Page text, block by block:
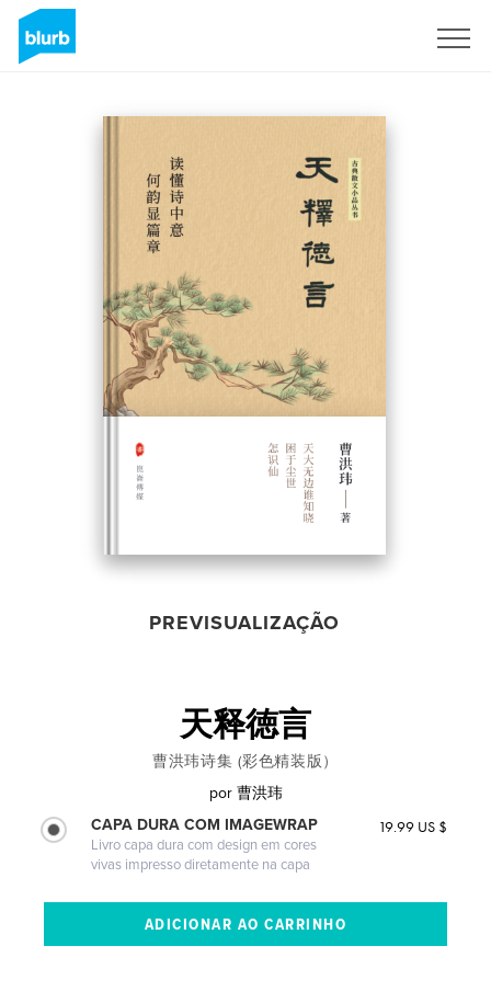
PREVISUALIZAÇÃO
天释徳言
曹洪玮诗集 (彩色精装版）
por 曹洪玮
CAPA DURA COM IMAGEWRAP
Livro capa dura com design em cores
vivas impresso diretamente na capa
19.99 US $